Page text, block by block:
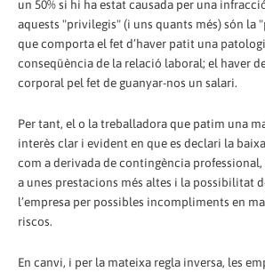
un 50% si hi ha estat causada per una
aquests "privilegis" (i uns quants més) són la
que comporta el fet d’haver patit una
conseqüència de la relació laboral; el haver
corporal pel fet de guanyar-nos un salari.
Per tant, el o la treballadora que patim una
interès clar i evident en que es declari la
com a derivada de contingència
a unes prestacions més altes i la possibilitat
l’empresa per possibles incompliments en
riscos.
En canvi, i per la mateixa regla inversa, les